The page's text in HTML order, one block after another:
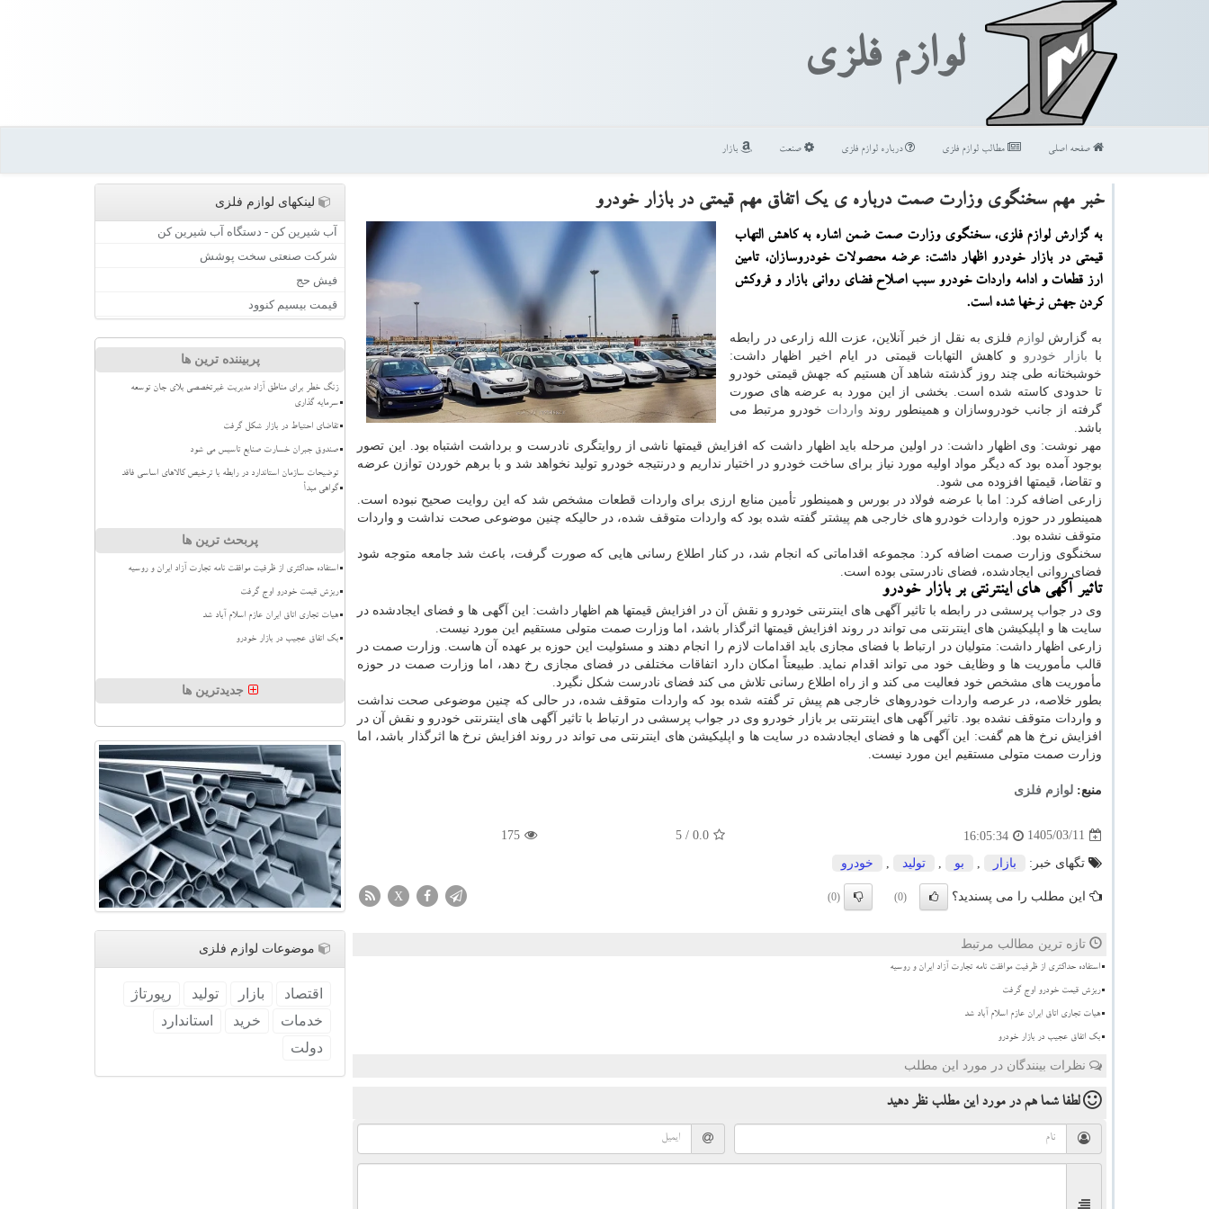
لوازم فلزی
صفحه اصلی مطالب لوازم فلزی درباره لوازم فلزی صنعت بازار
خبر مهم سخنگوی وزارت صمت درباره ی یک اتفاق مهم قیمتی در بازار خودرو
به گزارش لوازم فلزی، سخنگوی وزارت صمت ضمن اشاره به کاهش التهاب
قیمتی در بازار خودرو اظهار داشت: عرضه محصولات خودروسازان، تامین
ارز قطعات و ادامه واردات خودرو سبب اصلاح فضای روانی بازار و فروکش
کردن جهش نرخها شده است.
به گزارش لوازم فلزی به نقل از خبر آنلاین، عزت الله زارعی در رابطه
با بازار خودرو و کاهش التهابات قیمتی در ایام اخیر اظهار داشت:
خوشبختانه طی چند روز گذشته شاهد آن هستیم که جهش قیمتی خودرو
تا حدودی کاسته شده است. بخشی از این مورد به عرضه های صورت
گرفته از جانب خودروسازان و همینطور روند واردات خودرو مرتبط می
باشد.
مهر نوشت: وی اظهار داشت: در اولین مرحله باید اظهار داشت که افزایش قیمتها ناشی از روایتگری نادرست و برداشت اشتباه بود. این تصور
بوجود آمده بود که دیگر مواد اولیه مورد نیاز برای ساخت خودرو در اختیار نداریم و درنتیجه خودرو تولید نخواهد شد و با برهم خوردن توازن عرضه
و تقاضا، قیمتها افزوده می شود.
زارعی اضافه کرد: اما با عرضه فولاد در بورس و همینطور تأمین منابع ارزی برای واردات قطعات مشخص شد که این روایت صحیح نبوده است.
همینطور در حوزه واردات خودرو های خارجی هم پیشتر گفته شده بود که واردات متوقف شده، در حالیکه چنین موضوعی صحت نداشت و واردات
متوقف نشده بود.
سخنگوی وزارت صمت اضافه کرد: مجموعه اقداماتی که انجام شد، در کنار اطلاع رسانی هایی که صورت گرفت، باعث شد جامعه متوجه شود
فضای روانی ایجادشده، فضای نادرستی بوده است.
تاثیر آگهی های اینترنتی بر بازار خودرو
وی در جواب پرسشی در رابطه با تاثیر آگهی های اینترنتی خودرو و نقش آن در افزایش قیمتها هم اظهار داشت: این آگهی ها و فضای ایجادشده در
سایت ها و اپلیکیشن های اینترنتی می تواند در روند افزایش قیمتها اثرگذار باشد، اما وزارت صمت متولی مستقیم این مورد نیست.
زارعی اظهار داشت: متولیان در ارتباط با فضای مجازی باید اقدامات لازم را انجام دهند و مسئولیت این حوزه بر عهده آن هاست. وزارت صمت در
قالب مأموریت ها و وظایف خود می تواند اقدام نماید. طبیعتاً امکان دارد اتفاقات مختلفی در فضای مجازی رخ دهد، اما وزارت صمت در حوزه
مأموریت های مشخص خود فعالیت می کند و از راه اطلاع رسانی تلاش می کند فضای نادرست شکل نگیرد.
بطور خلاصه، در عرصه واردات خودروهای خارجی هم پیش تر گفته شده بود که واردات متوقف شده، در حالی که چنین موضوعی صحت نداشت
و واردات متوقف نشده بود. تاثیر آگهی های اینترنتی بر بازار خودرو وی در جواب پرسشی در ارتباط با تاثیر آگهی های اینترنتی خودرو و نقش آن در
افزایش نرخ ها هم گفت: این آگهی ها و فضای ایجادشده در سایت ها و اپلیکیشن های اینترنتی می تواند در روند افزایش نرخ ها اثرگذار باشد، اما
وزارت صمت متولی مستقیم این مورد نیست.
منبع: لوازم فلزی
1405/03/11
16:05:34
0.0
/ 5
175
تگهای خبر: بازار بو تولید خودرو
این مطلب را می پسندید؟ (0)
(0)
X
تازه ترین مطالب مرتبط
استفاده حداکثری از ظرفیت موافقت نامه تجارت آزاد ایران و روسیه
ریزش قیمت خودرو اوج گرفت
هیات تجاری اتاق ایران عازم اسلام آباد شد
بک اتفاق عجیب در بازار خودرو
نظرات بینندگان در مورد این مطلب
لطفا شما همدر مورد این مطلب نظر دهید
لینکهای لوازم فلزی
آب شیرین کن - دستگاه آب شیرین کن
شرکت صنعتی سخت پوشش
فیش حج
قیمت بیسیم کنوود
پربیننده ترین ها
زنگ خطر برای مناطق آزاد مدیریت غیرتخصصی بلای جان توسعه
سرمایه گذاری
تقاضای احتیاط در بازار شکل گرفت
صندوق جبران خسارت صنایع تاسیس می شود
توضیحات سازمان استاندارد در رابطه با ترخیص کالاهای اساسی فاقد
گواهی مبدأ
پربحث ترین ها
استفاده حداکثری از ظرفیت موافقت نامه تجارت آزاد ایران و روسیه
ریزش قیمت خودرو اوج گرفت
هیات تجاری اتاق ایران عازم اسلام آباد شد
بک اتفاق عجیب در بازار خودرو
جدیدترین ها
موضوعات لوازم فلزی
اقتصاد بازار تولید
رپورتاژ
خدمات
خرید
استاندارد
دولت